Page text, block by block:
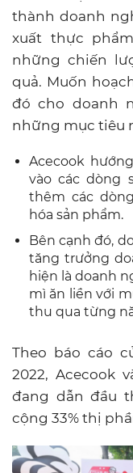
thành doanh
xuất thực
những chiến
quả. Muốn
đó cho doanh
những mục tiêu
Acecook
vào các dòng
thêm các
hóa sản phẩm.
Bên cạnh đó,
tăng trưởng
hiện là doanh
mì ăn liền với
thu qua từng
Theo báo cáo
2022, Acecook
đang dẫn đầu
cộng 33% thị